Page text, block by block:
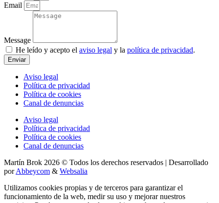
Email
Message
He leído y acepto el aviso legal y la política de privacidad.
Enviar
Aviso legal
Política de privacidad
Política de cookies
Canal de denuncias
Aviso legal
Política de privacidad
Política de cookies
Canal de denuncias
Martín Brok 2026 © Todos los derechos reservados | Desarrollado
porAbbeycom & Websalia
Utilizamos cookies propias y de terceros para garantizar el
funcionamiento de la web, medir su uso y mejorar nuestros